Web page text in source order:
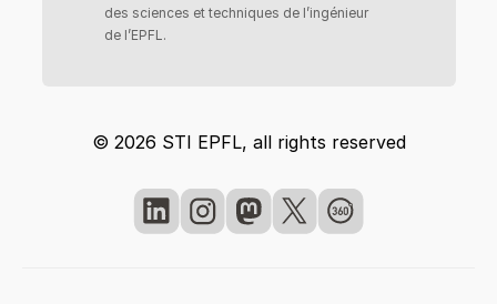
des sciences et techniques de l’ingénieur
de l’EPFL.
© 2026 STI EPFL, all rights reserved